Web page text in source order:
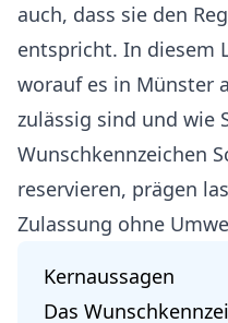
auch, dass sie den
entspricht. In diesem
worauf es in Münster
zulässig sind und wie
Wunschkennzeichen
reservieren, prägen
Zulassung ohne
Kernaussagen
Das